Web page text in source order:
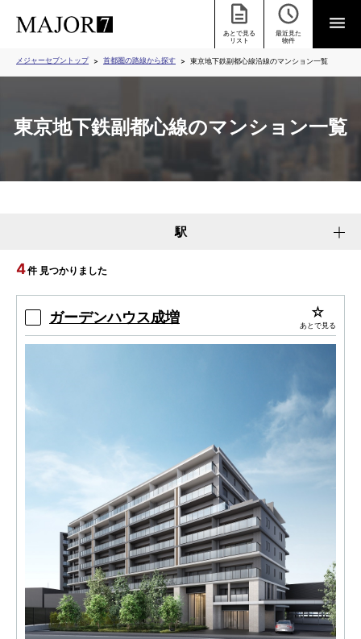
あとで見る
リスト
最近見た
物件
メジャーセブントップ 首都圏の路線から探す 東京地下鉄副都心線沿線のマンション一覧
東京地下鉄副都心線のマンション一覧
駅
4件 見つかりました
ガーデンハウス成増 あとで見る